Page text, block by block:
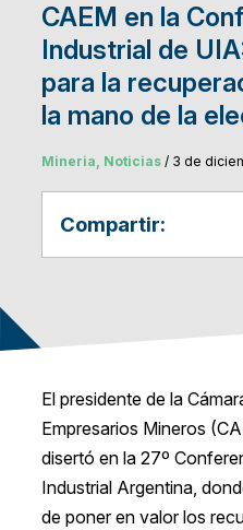
CAEM en la
Industrial de
para la
la mano de la
Mineria, Noticias/ 3 de
Compartir:
El presidente de la
Empresarios Mineros
disertó en la 27º
Industrial Argentina,
de poner en valor los